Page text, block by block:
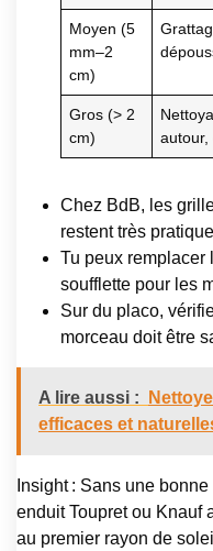
Moyen (5
mm–2
cm)
Gros (> 2
cm)
autour,
Chez BdB, les
restent très
Tu peux remplacer
soufflette pour les
Sur du placo,
morceau doit être
A lire aussi :
efficaces et
Insight : Sans une
enduit Toupret ou Knauf
au premier rayon de